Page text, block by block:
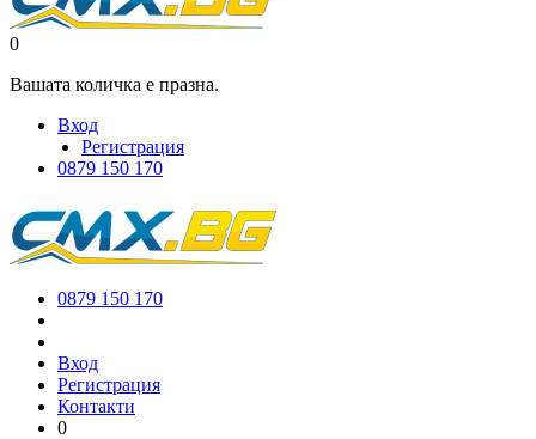
0
Вашата количка е празна.
Вход
Регистрация
0879 150 170
0879 150 170
Вход
Регистрация
Контакти
0